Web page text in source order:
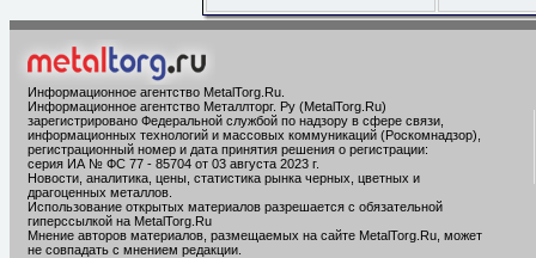
Информационное агентство MetalTorg.Ru
Информационное агентство Металлторг. Ру (MetalTorg.Ru)
зарегистрировано Федеральной службой по надзору в сфере связи,
информационных технологий и массовых коммуникаций (Роскомнадзор),
регистрационный номер и дата принятия решения о регистрации:
серия ИА № ФС 77 - 85704 от 03 августа 2023 г.
Новости, аналитика, цены, статистика рынка черных, цветных и
драгоценных металлов.
Использование открытых материалов разрешается с обязательной
гиперссылкой на MetalTorg.Ru
Мнение авторов материалов, размещаемых на сайте MetalTorg.Ru, может
не совпадать с мнением редакции.